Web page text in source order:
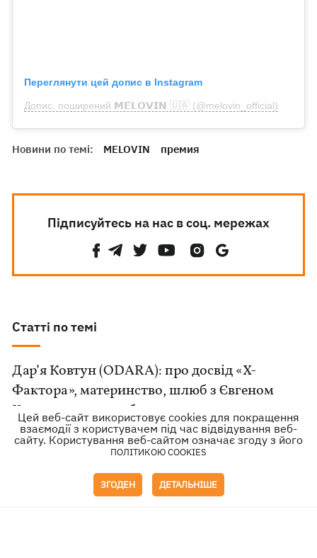
Переглянути цей допис в Instagram
Допис, поширений 𝗠𝗘́𝗟𝗢𝗩𝗜𝗡 🇺🇦 (@melovin_official)
Новини по темі: MELOVIN премия
Підписуйтесь на нас в соц. мережах
Статті по темі
Дар’я Ковтун (ODARA): про досвід «Х-
Фактора», материнство, шлюб з Євгеном
Хмарою та нову себе
Серіали серпня-2026: повернення «Теда
Лассо», лихослівні коти і молодіжна драма із
сином Річарда Гіра
Цей веб-сайт використовує cookies для покращення
взаємодії з користувачем під час відвідування веб-
сайту. Користування веб-сайтом означає згоду з його
ПОЛІТИКОЮ COOKIES
ЗГОДЕН ДЕТАЛЬНІШЕ